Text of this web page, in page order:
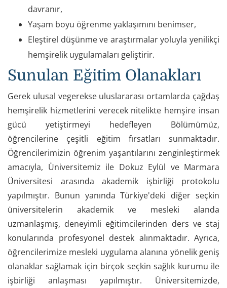
davranır,
Yaşam boyu öğrenme yaklaşımını benimser,
Eleştirel düşünme ve araştırmalar yoluyla yenilikçi
hemşirelik uygulamaları geliştirir.
Sunulan Eğitim Olanakları
Gerek ulusal vegerekse uluslararası ortamlarda çağdaş
hemşirelik hizmetlerini verecek nitelikte hemşire insan
gücü yetiştirmeyi hedefleyen Bölümümüz,
öğrencilerine çeşitli eğitim fırsatları sunmaktadır.
Öğrencilerimizin öğrenim yaşantılarını zenginleştirmek
amacıyla, Üniversitemiz ile Dokuz Eylül ve Marmara
Üniversitesi arasında akademik işbirliği protokolu
yapılmıştır. Bunun yanında Türkiye'deki diğer seçkin
üniversitelerin akademik ve mesleki alanda
uzmanlaşmış, deneyimli eğitimcilerinden ders ve staj
konularında profesyonel destek alınmaktadır. Ayrıca,
öğrencilerimize mesleki uygulama alanına yönelik geniş
olanaklar sağlamak için birçok seçkin sağlık kurumu ile
işbirliği anlaşması yapılmıştır. Üniversitemizde,